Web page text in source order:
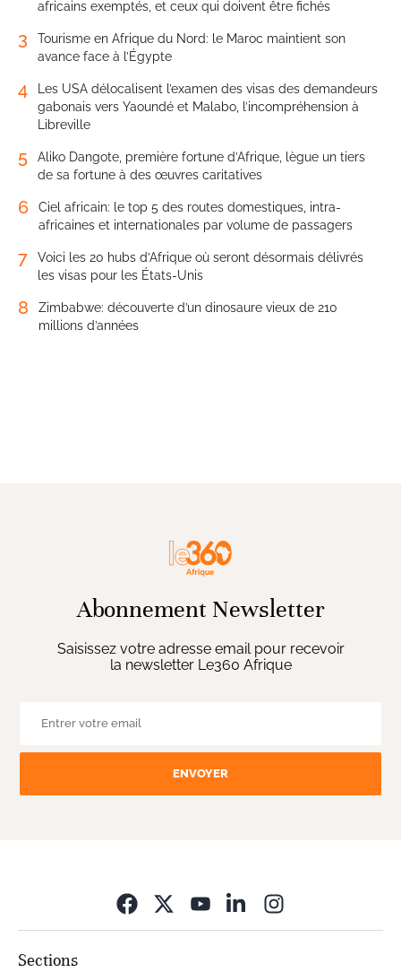
africains exemptés, et ceux qui doivent être fichés
3
Tourisme en Afrique du Nord: le Maroc maintient son
avance face à l’Égypte
4
Les USA délocalisent l’examen des visas des demandeurs
gabonais vers Yaoundé et Malabo, l’incompréhension à
Libreville
5
Aliko Dangote, première fortune d’Afrique, lègue un tiers
de sa fortune à des œuvres caritatives
6
Ciel africain: le top 5 des routes domestiques, intra-
africaines et internationales par volume de passagers
7
Voici les 20 hubs d’Afrique où seront désormais délivrés
les visas pour les États-Unis
8
Zimbabwe: découverte d’un dinosaure vieux de 210
millions d’années
Abonnement Newsletter
Saisissez votre adresse email pour recevoir
la newsletter Le360 Afrique
ENVOYER
Sections